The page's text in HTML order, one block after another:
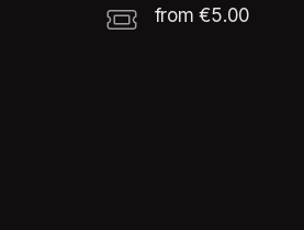
from €5.00